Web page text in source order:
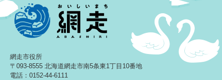
網走市役所
〒093-8555 北海道網走市南5条東1丁目10番地
電話：0152-44-6111